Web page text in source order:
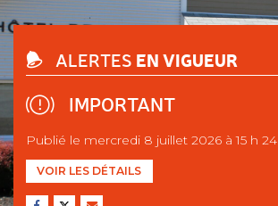
ALERTES EN VIGUEUR
IMPORTANT
Publié le mercredi 8 juillet 2026 à 15 h 24
VOIR LES DÉTAILS